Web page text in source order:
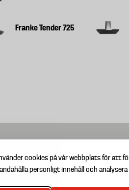
cookies på vår webbplats för att
personligt innehåll och
Franke Tender 725